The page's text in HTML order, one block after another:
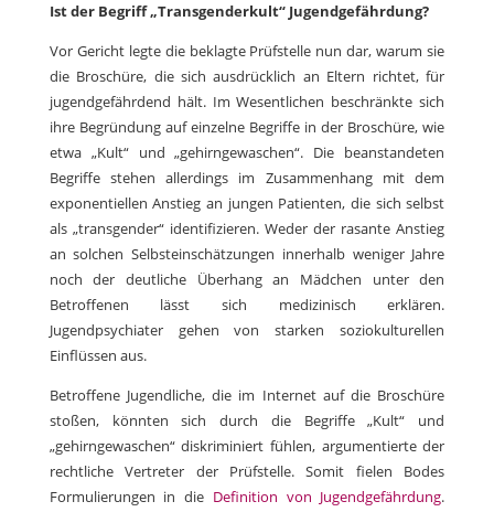
Ist der Begriff „Transgenderkult“ Jugendgefährdung?
Vor Gericht legte die beklagte Prüfstelle nun dar, warum sie
die Broschüre, die sich ausdrücklich an Eltern richtet, für
jugendgefährdend hält. Im Wesentlichen beschränkte sich
ihre Begründung auf einzelne Begriffe in der Broschüre, wie
etwa „Kult“ und „gehirngewaschen“. Die beanstandeten
Begriffe stehen allerdings im Zusammenhang mit dem
exponentiellen Anstieg an jungen Patienten, die sich selbst
als „transgender“ identifizieren. Weder der rasante Anstieg
an solchen Selbsteinschätzungen innerhalb weniger Jahre
noch der deutliche Überhang an Mädchen unter den
Betroffenen lässt sich medizinisch erklären.
Jugendpsychiater gehen von starken soziokulturellen
Einflüssen aus.
Betroffene Jugendliche, die im Internet auf die Broschüre
stoßen, könnten sich durch die Begriffe „Kult“ und
„gehirngewaschen“ diskriminiert fühlen, argumentierte der
rechtliche Vertreter der Prüfstelle. Somit fielen Bodes
Formulierungen in die Definition von Jugendgefährdung.